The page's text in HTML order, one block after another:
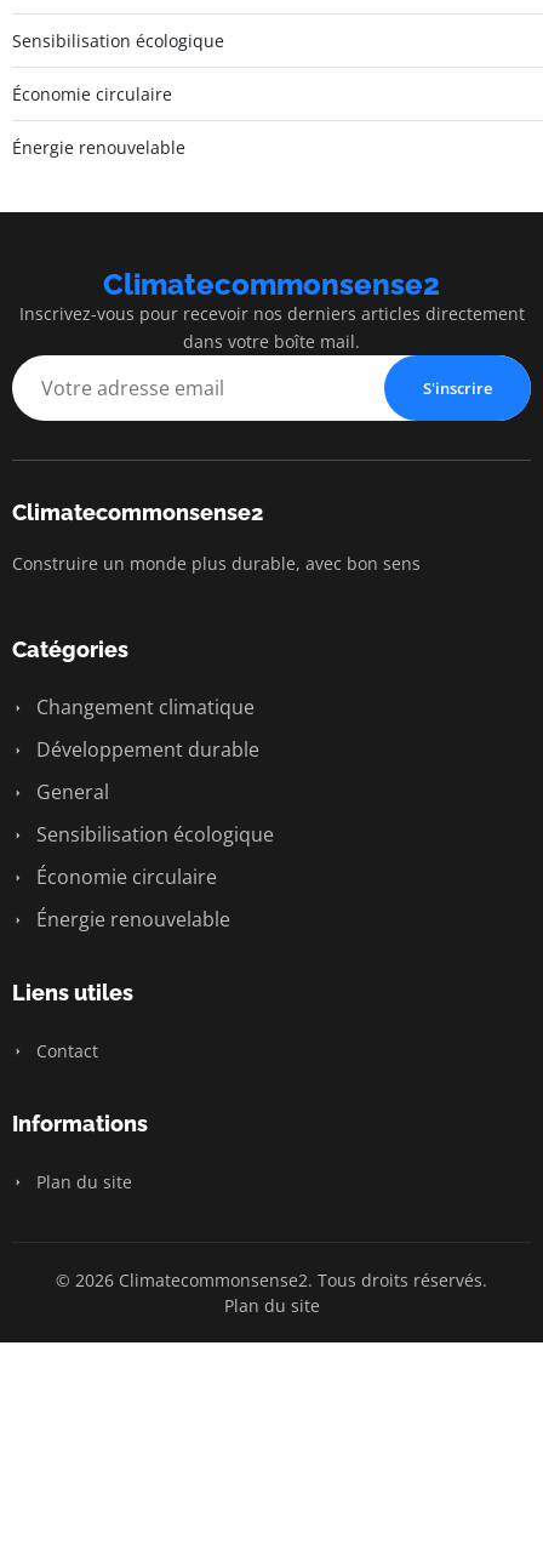
Sensibilisation écologique
Économie circulaire
Énergie renouvelable
Climatecommonsense2
Inscrivez-vous pour recevoir nos derniers articles directement
dans votre boîte mail.
S'inscrire
Climatecommonsense2
Construire un monde plus durable, avec bon sens
Catégories
Changement climatique
Développement durable
General
Sensibilisation écologique
Économie circulaire
Énergie renouvelable
Liens utiles
Contact
Informations
Plan du site
© 2026 Climatecommonsense2. Tous droits réservés.
Plan du site